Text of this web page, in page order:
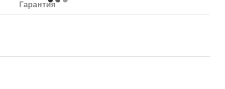
Гарантия